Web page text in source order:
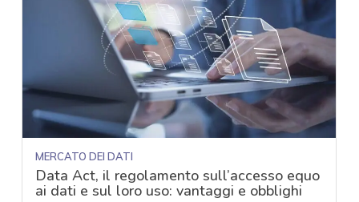
MERCATO DEI DATI
Data Act, il regolamento sull’accesso equo
ai dati e sul loro uso: vantaggi e obblighi